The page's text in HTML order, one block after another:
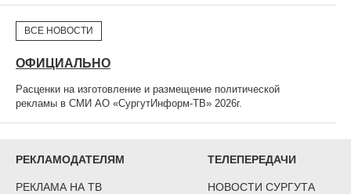
ВСЕ НОВОСТИ
ОФИЦИАЛЬНО
Расценки на изготовление и размещение политической
рекламы в СМИ АО «СургутИнформ-ТВ» 2026г.
РЕКЛАМОДАТЕЛЯМ
РЕКЛАМА НА ТВ
ТЕЛЕПЕРЕДАЧИ
НОВОСТИ СУРГУТА